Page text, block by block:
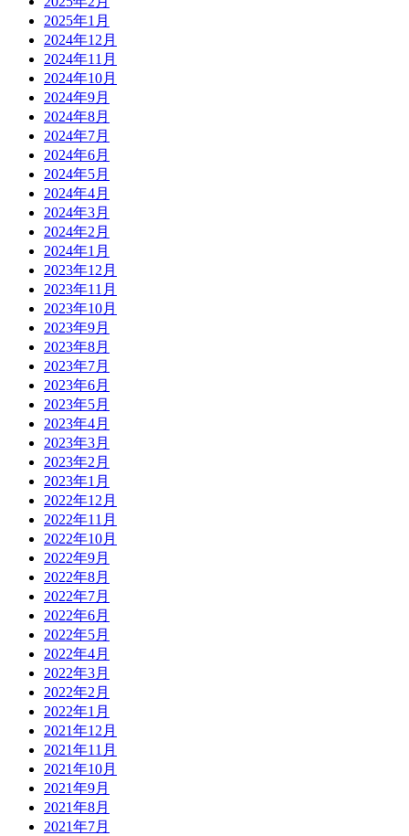
2025年1月
2024年12月
2024年11月
2024年10月
2024年9月
2024年8月
2024年7月
2024年6月
2024年5月
2024年4月
2024年3月
2024年2月
2024年1月
2023年12月
2023年11月
2023年10月
2023年9月
2023年8月
2023年7月
2023年6月
2023年5月
2023年4月
2023年3月
2023年2月
2023年1月
2022年12月
2022年11月
2022年10月
2022年9月
2022年8月
2022年7月
2022年6月
2022年5月
2022年4月
2022年3月
2022年2月
2022年1月
2021年12月
2021年11月
2021年10月
2021年9月
2021年8月
2021年7月